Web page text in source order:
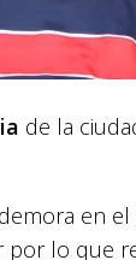
de la
en
lo que